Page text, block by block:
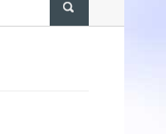
4 курс...